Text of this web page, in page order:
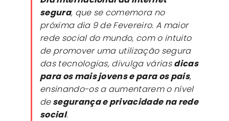
segura, que se comemora no
próxima dia 9 de Fevereiro. A maior
rede social do mundo, com o intuito
de promover uma utilização segura
das tecnologias, divulga váriasdicas
para os mais jovens e para os pais,
ensinando-os a aumentarem o nível
desegurança e privacidade na rede
social.